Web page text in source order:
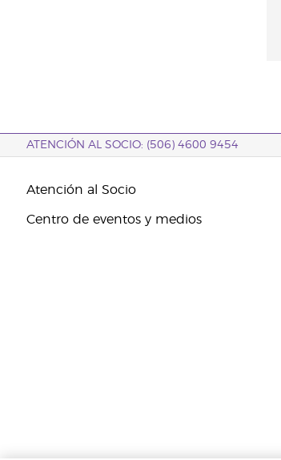
ATENCIÓN AL SOCIO: (506) 4600 9454
Atención al Socio
Centro de eventos y medios